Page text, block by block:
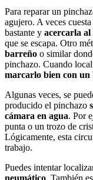
Para reparar un
agujero. A veces
bastante y acercarla al
que se escapa. Otro
barreño o similar
pinchazo. Cuando
marcarlo bien con un
Algunas veces, se
producido el pinchazo
cámara en agua. Por
punta o un trozo de
Lógicamente, esta
trabajo.
Puedes intentar